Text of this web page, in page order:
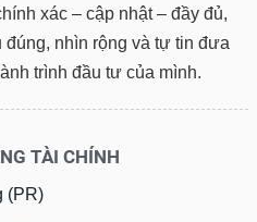
xác – cập nhật – đầy đủ,
nhìn rộng và tự tin đưa
trình đầu tư của mình.
TÀI CHÍNH
(PR)